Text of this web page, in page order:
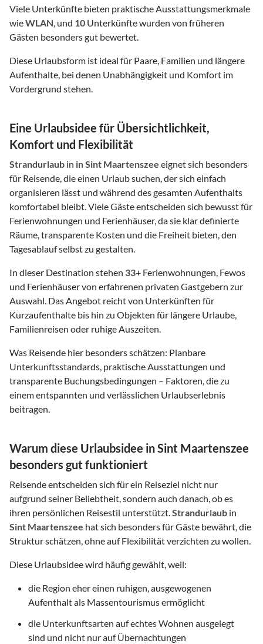
Viele Unterkünfte bieten praktische Ausstattungsmerkmale
wieWLAN, und 10 Unterkünfte wurden von früheren
Gästen besonders gut bewertet.
Diese Urlaubsform ist ideal für Paare, Familien und längere
Aufenthalte, bei denen Unabhängigkeit und Komfort im
Vordergrund stehen.
Eine Urlaubsidee für Übersichtlichkeit,
Komfort und Flexibilität
Strandurlaub in in Sint Maartenszee eignet sich besonders
für Reisende, die einen Urlaub suchen, der sich einfach
organisieren lässt und während des gesamten Aufenthalts
komfortabel bleibt. Viele Gäste entscheiden sich bewusst für
Ferienwohnungen und Ferienhäuser, da sie klar definierte
Räume, transparente Kosten und die Freiheit bieten, den
Tagesablauf selbst zu gestalten.
In dieser Destination stehen 33+ Ferienwohnungen, Fewos
und Ferienhäuser von erfahrenen privaten Gastgebern zur
Auswahl. Das Angebot reicht von Unterkünften für
Kurzaufenthalte bis hin zu Objekten für längere Urlaube,
Familienreisen oder ruhige Auszeiten.
Was Reisende hier besonders schätzen: Planbare
Unterkunftsstandards, praktische Ausstattungen und
transparente Buchungsbedingungen – Faktoren, die zu
einem entspannten und verlässlichen Urlaubserlebnis
beitragen.
Warum diese Urlaubsidee in Sint Maartenszee
besonders gut funktioniert
Reisende entscheiden sich für ein Reiseziel nicht nur
aufgrund seiner Beliebtheit, sondern auch danach, ob es
ihren persönlichen Reisestil unterstützt.Strandurlaub in
Sint Maartenszee hat sich besonders für Gäste bewährt, die
Struktur schätzen, ohne auf Flexibilität verzichten zu wollen.
Diese Urlaubsidee wird häufig gewählt, weil:
die Region eher einen ruhigen, ausgewogenen
Aufenthalt als Massentourismus ermöglicht
die Unterkunftsarten auf echtes Wohnen ausgelegt
sind und nicht nur auf Übernachtungen